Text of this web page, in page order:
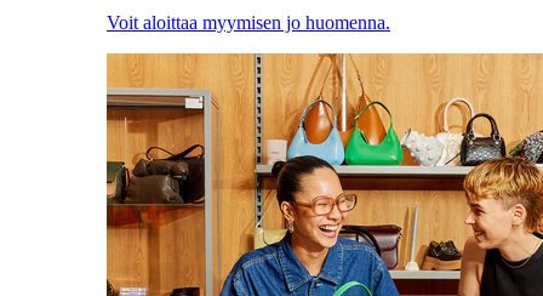
Voit aloittaa myymisen jo huomenna.